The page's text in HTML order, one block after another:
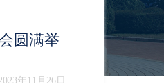
圆满举
年11月26日